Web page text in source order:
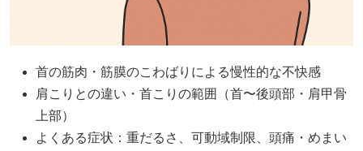
首の筋肉・筋膜のこわばりによる慢性的な不快感
肩こりとの違い・首こりの範囲（首〜後頭部・肩甲骨
上部）
よくある症状：重だるさ、可動域制限、頭痛・めまい